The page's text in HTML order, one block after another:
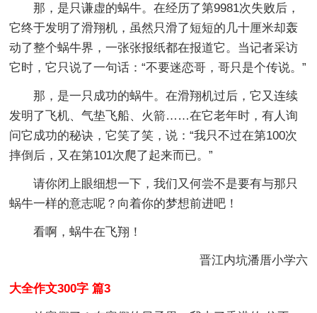
那，是只谦虚的蜗牛。在经历了第9981次失败后，
它终于发明了滑翔机，虽然只滑了短短的几十厘米却轰
动了整个蜗牛界，一张张报纸都在报道它。当记者采访
它时，它只说了一句话：“不要迷恋哥，哥只是个传说。”
那，是一只成功的蜗牛。在滑翔机过后，它又连续
发明了飞机、气垫飞船、火箭……在它老年时，有人询
问它成功的秘诀，它笑了笑，说：“我只不过在第100次
摔倒后，又在第101次爬了起来而已。”
请你闭上眼细想一下，我们又何尝不是要有与那只
蜗牛一样的意志呢？向着你的梦想前进吧！
看啊，蜗牛在飞翔！
晋江内坑潘厝小学六
大全作文300字 篇3